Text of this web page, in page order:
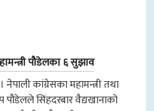
पौडेलका ६ सुझाव
कांग्रेसका महामन्त्री तथा
पौडेलले सिंहदरबार वैद्यखानाको